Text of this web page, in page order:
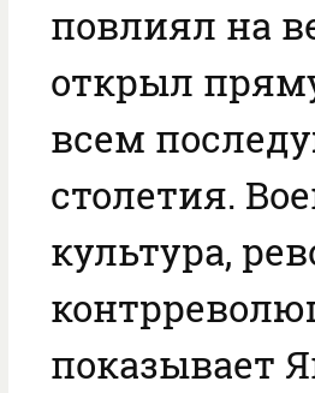
повлиял на
открыл
всем
столетия.
культура,
показывает